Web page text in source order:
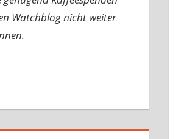
Watchblog nicht weiter